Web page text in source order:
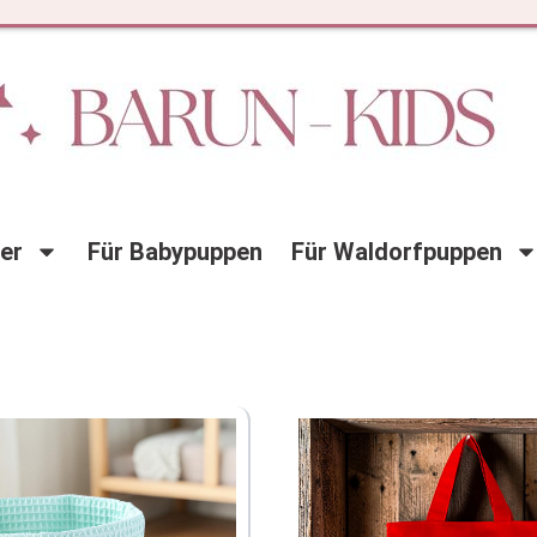
Für Babypuppen Für Waldorfpuppen
Seite SeiteSeite